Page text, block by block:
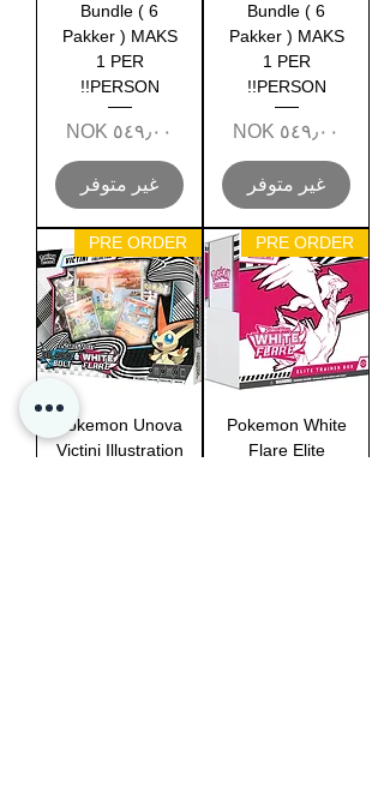
Bundle ( 6
Pakker ) MAKS
1 PER
PERSON!!
السعر
غير متوفر
Bundle ( 6
Pakker ) MAKS
1 PER
PERSON!!
السعر
غير متوفر
PRE ORDER
Pokemon White
Flare Elite
PRE ORDER
Pokemon Unova
Victini Illustration